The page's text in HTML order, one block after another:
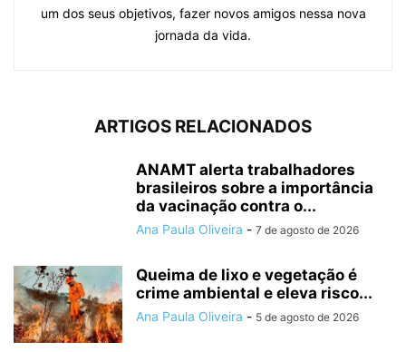
um dos seus objetivos, fazer novos amigos nessa nova
jornada da vida.
ARTIGOS RELACIONADOS
ANAMT alerta trabalhadores
brasileiros sobre a importância
da vacinação contra o...
Ana Paula Oliveira - 7 de agosto de 2026
Queima de lixo e vegetação é
crime ambiental e eleva risco...
Ana Paula Oliveira - 5 de agosto de 2026